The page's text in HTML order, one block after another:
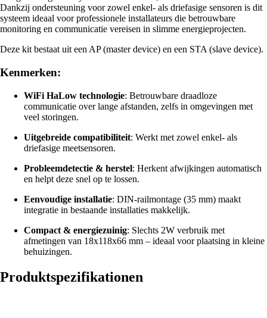
Dankzij ondersteuning voor zowel enkel- als driefasige sensoren is dit
systeem ideaal voor professionele installateurs die betrouwbare
monitoring en communicatie vereisen in slimme energieprojecten.
Deze kit bestaat uit een AP (master device) en een STA (slave device).
Kenmerken:
WiFi HaLow technologie: Betrouwbare draadloze
communicatie over lange afstanden, zelfs in omgevingen met
veel storingen.
Uitgebreide compatibiliteit: Werkt met zowel enkel- als
driefasige meetsensoren.
Probleemdetectie & herstel: Herkent afwijkingen automatisch
en helpt deze snel op te lossen.
Eenvoudige installatie: DIN-railmontage (35 mm) maakt
integratie in bestaande installaties makkelijk.
Compact & energiezuinig: Slechts 2W verbruik met
afmetingen van 18x118x66 mm – ideaal voor plaatsing in kleine
behuizingen.
Produktspezifikationen